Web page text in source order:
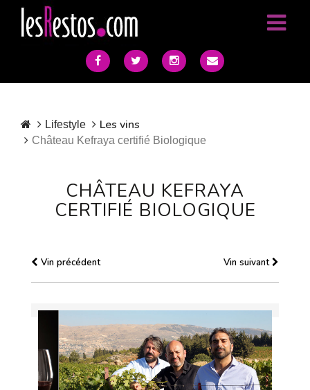
Lifestyle Les vins
Château Kefraya certifié Biologique
CHÂTEAU KEFRAYA
CERTIFIÉ BIOLOGIQUE
Vin précédent Vin suivant